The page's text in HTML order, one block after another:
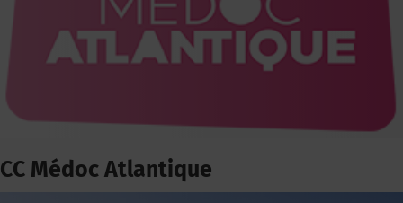
CC Médoc Atlantique